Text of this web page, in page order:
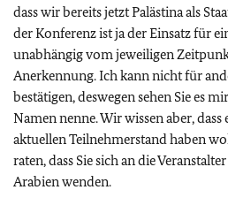
dass wir bereits jetzt Palästina als
der Konferenz ist ja der Einsatz für
unabhängig vom jeweiligen
Anerkennung. Ich kann nicht für
bestätigen, deswegen sehen Sie es
Namen nenne. Wir wissen aber, dass
aktuellen Teilnehmerstand haben
raten, dass Sie sich an die
Arabien wenden.